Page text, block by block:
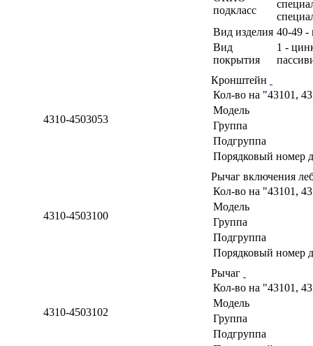
подкласс
Вид изделия 40-49 -
Вид
покрытия
1 -
4310-4503053
Кронштейн
Кол-во на "43101,
Модель
Группа
Подгруппа
Порядковый номер
4310-4503100
Рычаг включения
Кол-во на "43101,
Модель
Группа
Подгруппа
Порядковый номер
4310-4503102
Рычаг
Кол-во на "43101,
Модель
Группа
Подгруппа